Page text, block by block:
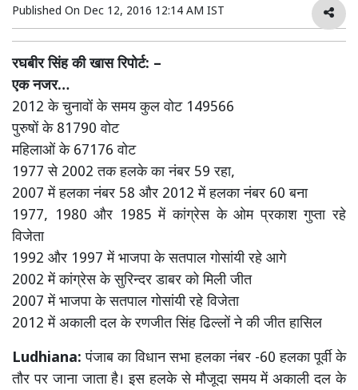
Published On Dec 12, 2016 12:14 AM IST
रघबीर सिंह की खास रिपोर्ट: –
एक नजर…
2012 के चुनावों के समय कुल वोट 149566
पुरुषों के 81790 वोट
महिलाओं के 67176 वोट
1977 से 2002 तक हलके का नंबर 59 रहा,
2007 में हलका नंबर 58 और 2012 में हलका नंबर 60 बना
1977, 1980 और 1985 में कांग्रेस के ओम प्रकाश गुप्ता रहे
विजेता
1992 और 1997 में भाजपा के सतपाल गोसांयी रहे आगे
2002 में कांग्रेस के सुरिन्दर डाबर को मिली जीत
2007 में भाजपा के सतपाल गोसांयी रहे विजेता
2012 में अकाली दल के रणजीत सिंह ढिल्लों ने की जीत हासिल
Ludhiana: पंजाब का विधान सभा हलका नंबर -60 हलका पूर्वी के
तौर पर जाना जाता है। इस हलके से मौजूदा समय में अकाली दल के